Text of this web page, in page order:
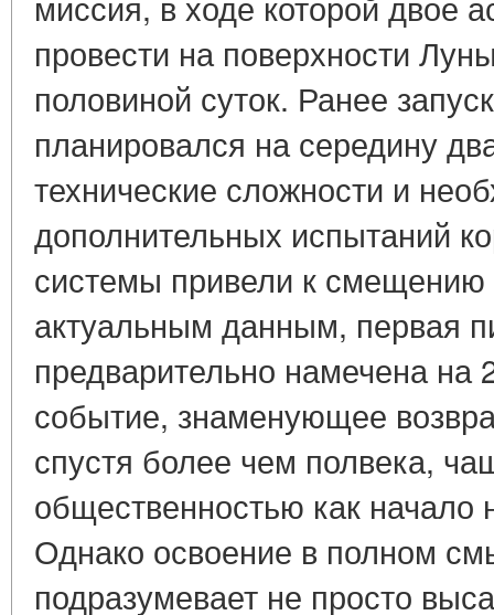
провести на поверхности
половиной суток. Ранее
планировался на середину
технические сложности и
дополнительных испытаний
системы привели к смещению
актуальным данным, первая
предварительно намечена на
событие, знаменующее
спустя более чем полвека,
общественностью как начало
Однако освоение в полном
подразумевает не просто